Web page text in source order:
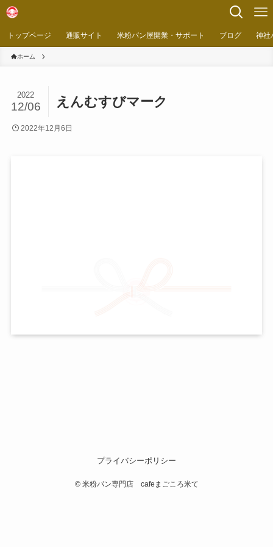
トップページ 通販サイト 米粉パン屋開業・サポート ブログ 神社
ホーム
えんむすびマーク
2022
12/06
2022年12月6日
プライバシーポリシー
©米粉パン専門店 cafeまごころ米て